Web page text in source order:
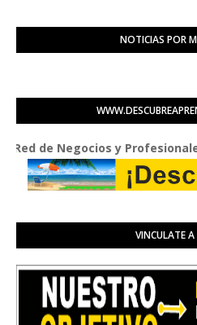
NOTICIAS POR
Negocios y Profesionales
VINCULATE A